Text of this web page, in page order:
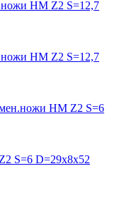
HM Z2 S=12,7
HM Z2 S=12,7
HM Z2 S=6
S=6 D=29x8x52